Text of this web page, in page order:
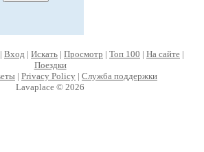
| Вход | Искать | Просмотр | Топ 100 | На сайте |
Поездки
| Privacy Policy | Служба поддержки
Lavaplace © 2026